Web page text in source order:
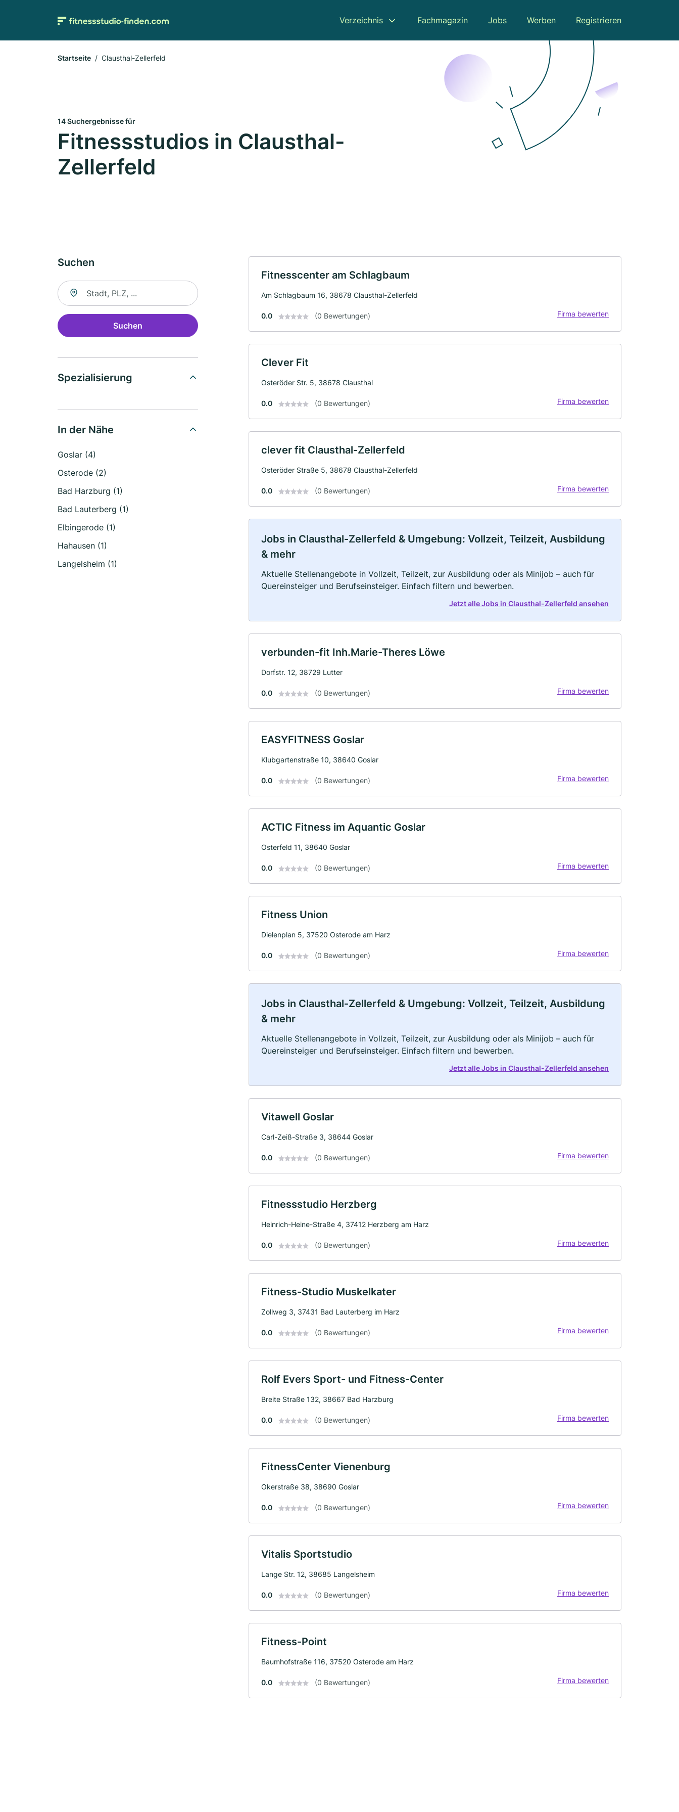
Verzeichnis Fachmagazin Jobs Werben Registrieren
Startseite Clausthal-Zellerfeld
14 Suchergebnisse für
Fitnessstudios in Clausthal-
Zellerfeld
Suchen
Suche nach Ort
Suchen
Spezialisierung
In der Nähe
Goslar (4)
Osterode (2)
Bad Harzburg (1)
Bad Lauterberg (1)
Elbingerode (1)
Hahausen (1)
Langelsheim (1)
Fitnesscenter am Schlagbaum
Am Schlagbaum 16, 38678 Clausthal-Zellerfeld
0.0 (0 Bewertungen) Firma bewerten
Clever Fit
Osteröder Str. 5, 38678 Clausthal
0.0 (0 Bewertungen) Firma bewerten
clever fit Clausthal-Zellerfeld
Osteröder Straße 5, 38678 Clausthal-Zellerfeld
0.0 (0 Bewertungen) Firma bewerten
Jobs in Clausthal-Zellerfeld & Umgebung: Vollzeit, Teilzeit, Ausbildung
& mehr
Aktuelle Stellenangebote in Vollzeit, Teilzeit, zur Ausbildung oder als Minijob – auch für
Quereinsteiger und Berufseinsteiger. Einfach filtern und bewerben.
Jetzt alle Jobs in Clausthal-Zellerfeld ansehen
verbunden-fit Inh.Marie-Theres Löwe
Dorfstr. 12, 38729 Lutter
0.0 (0 Bewertungen) Firma bewerten
EASYFITNESS Goslar
Klubgartenstraße 10, 38640 Goslar
0.0 (0 Bewertungen) Firma bewerten
ACTIC Fitness im Aquantic Goslar
Osterfeld 11, 38640 Goslar
0.0 (0 Bewertungen) Firma bewerten
Fitness Union
Dielenplan 5, 37520 Osterode am Harz
0.0 (0 Bewertungen) Firma bewerten
Jobs in Clausthal-Zellerfeld & Umgebung: Vollzeit, Teilzeit, Ausbildung
& mehr
Aktuelle Stellenangebote in Vollzeit, Teilzeit, zur Ausbildung oder als Minijob – auch für
Quereinsteiger und Berufseinsteiger. Einfach filtern und bewerben.
Jetzt alle Jobs in Clausthal-Zellerfeld ansehen
Vitawell Goslar
Carl-Zeiß-Straße 3, 38644 Goslar
0.0 (0 Bewertungen) Firma bewerten
Fitnessstudio Herzberg
Heinrich-Heine-Straße 4, 37412 Herzberg am Harz
0.0 (0 Bewertungen) Firma bewerten
Fitness-Studio Muskelkater
Zollweg 3, 37431 Bad Lauterberg im Harz
0.0 (0 Bewertungen) Firma bewerten
Rolf Evers Sport- und Fitness-Center
Breite Straße 132, 38667 Bad Harzburg
0.0 (0 Bewertungen) Firma bewerten
FitnessCenter Vienenburg
Okerstraße 38, 38690 Goslar
0.0 (0 Bewertungen) Firma bewerten
Vitalis Sportstudio
Lange Str. 12, 38685 Langelsheim
0.0 (0 Bewertungen) Firma bewerten
Fitness-Point
Baumhofstraße 116, 37520 Osterode am Harz
0.0 (0 Bewertungen) Firma bewerten